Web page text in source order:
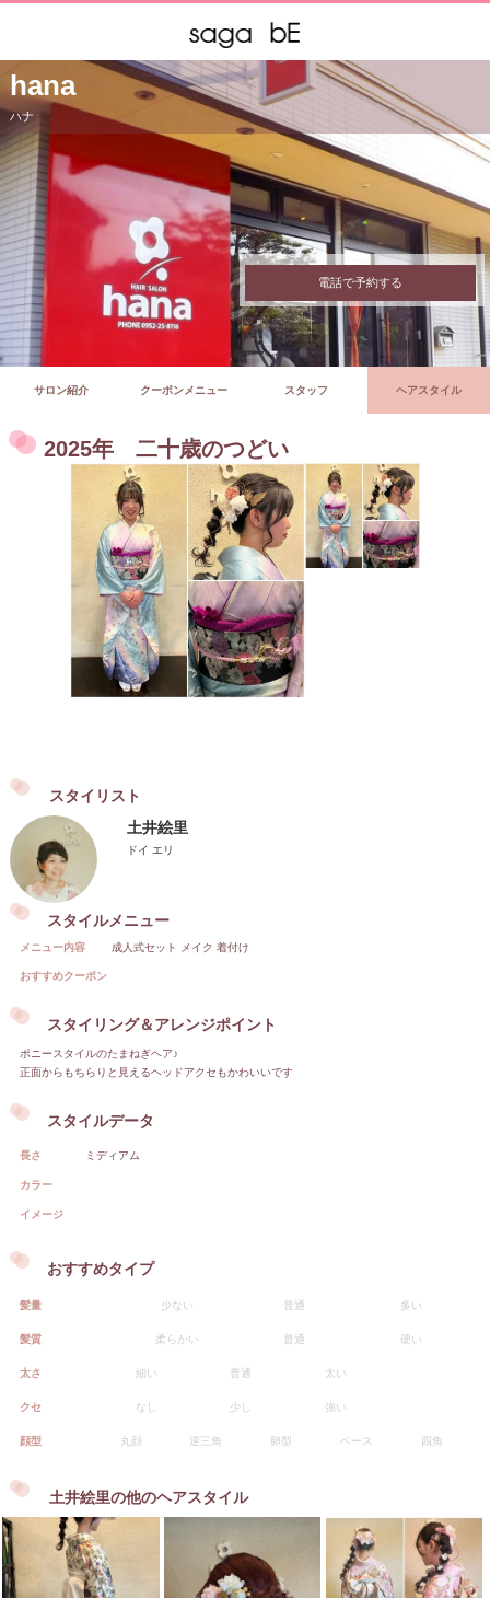
hana
ハナ
電話で予約する
サロン紹介 クーポンメニュー スタッフ ヘアスタイル
2025年 二十歳のつどい
スタイリスト
土井絵里
ドイ エリ
スタイルメニュー
メニュー内容 成人式セット メイク 着付け
おすすめクーポン
スタイリング＆アレンジポイント
ポニースタイルのたまねぎヘア♪
正面からもちらりと見えるヘッドアクセもかわいいです
スタイルデータ
長さ ミディアム
カラー
イメージ
おすすめタイプ
髪量 少ない 普通 多い
髪質 柔らかい 普通 硬い
太さ 細い 普通 太い
クセ なし 少し 強い
顔型 丸顔 逆三角 卵型 ベース 四角
土井絵里の他のヘアスタイル